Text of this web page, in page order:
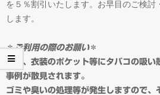
ー
ダ
を５％割引いたします。お早目のご検討
します。
＊ご利用の際のお願い＊
最近、衣装のポケット等にタバコの吸い
事例が散見されます。
ゴミや臭いの処理等が発生しますので、